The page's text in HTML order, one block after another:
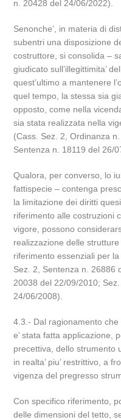
n. 20428 del 24/06/2022).
Senonche’, in materia di
subentri una disposizione
costruttore, si consolida –
giudicato sull’illegittimita’
quest’ultimo a mantenere
quel tempo, la stessa sia
opposto, come nella
sia stata realizzata nella
(Cass. Sez. 2, Ordinanza
Sentenza n. 18119 del 26/
Qualora, per converso, lo
fattispecie – contenga
la limitazione dei diritti
riferimento alle costruzioni
vigore, possono
realizzazione delle
riferimento essenziali per
Sez. 2, Sentenza n. 26886
20038 del 22/09/2010;
24/06/2008).
4.3.- Dal ragionamento
e’ stata fatta applicazione,
precettiva, dello strumento
in realta’ piu’ restrittivo, a
vigenza del pregresso
Con specifico riferimento,
delle dimensioni del tetto,